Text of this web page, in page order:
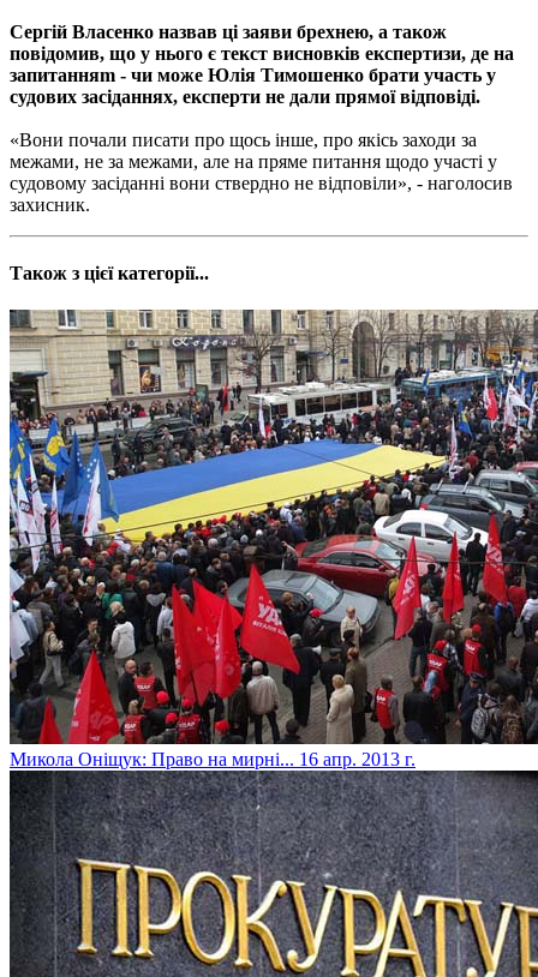
Сергій Власенко назвав ці заяви брехнею, а також
повідомив, що у нього є текст висновків експертизи, де на
запитанняm - чи може Юлія Тимошенко брати участь у
судових засіданнях, експерти не дали прямої відповіді.
«Вони почали писати про щось інше, про якісь заходи за
межами, не за межами, але на пряме питання щодо участі у
судовому засіданні вони ствердно не відповіли», - наголосив
захисник.
Також з цієї категорії...
Микола Оніщук: Право на мирні... 16 апр. 2013 г.